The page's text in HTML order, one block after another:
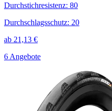
Durchstichresistenz: 80
Durchschlagsschutz: 20
ab 21,13 €
6 Angebote